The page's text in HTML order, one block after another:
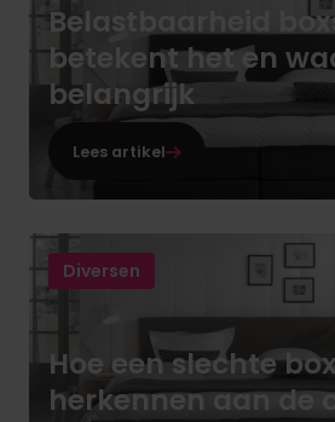
Belastbaarheid
betekent het en
belangrijk
Lees artikel
Diversen
Hoe een slechte
herkennen aan de